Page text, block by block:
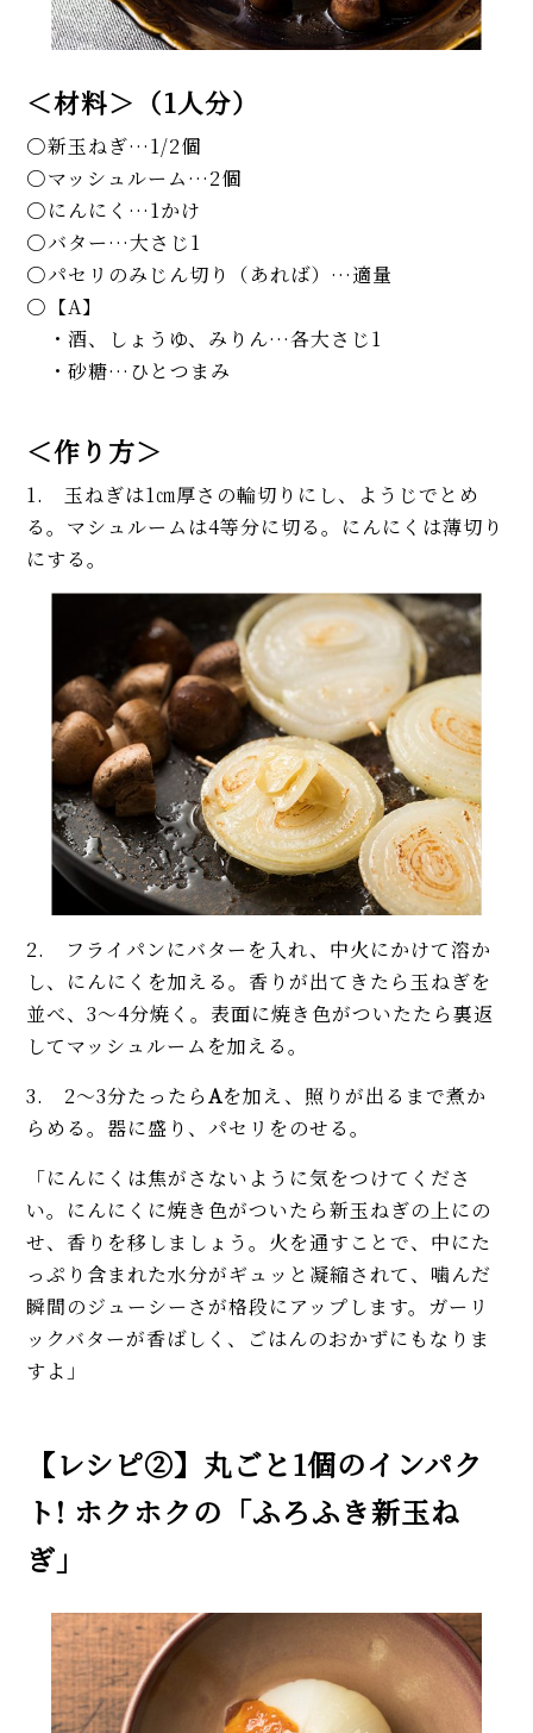
＜材料＞（1人分）
新玉ねぎ…1/2個
マッシュルーム…2個
にんにく…1かけ
バター…大さじ1
パセリのみじん切り（あれば）…適量
【A】
・酒、しょうゆ、みりん…各大さじ1
・砂糖…ひとつまみ
＜作り方＞
1. 玉ねぎは1㎝厚さの輪切りにし、ようじでとめ
る。マシュルームは4等分に切る。にんにくは薄切り
にする。
2. フライパンにバターを入れ、中火にかけて溶か
し、にんにくを加える。香りが出てきたら玉ねぎを
並べ、3〜4分焼く。表面に焼き色がついたたら裏返
してマッシュルームを加える。
3. 2〜3分たったらAを加え、照りが出るまで煮か
らめる。器に盛り、パセリをのせる。
「にんにくは焦がさないように気をつけてくださ
い。にんにくに焼き色がついたら新玉ねぎの上にの
せ、香りを移しましょう。火を通すことで、中にた
っぷり含まれた水分がギュッと凝縮されて、噛んだ
瞬間のジューシーさが格段にアップします。ガーリ
ックバターが香ばしく、ごはんのおかずにもなりま
すよ」
【レシピ②】丸ごと1個のインパク
ト! ホクホクの「ふろふき新玉ね
ぎ」